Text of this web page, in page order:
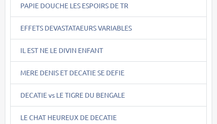
PAPIE DOUCHE LES ESPOIRS DE TR
EFFETS DEVASTATAEURS VARIABLES
IL EST NE LE DIVIN ENFANT
MERE DENIS ET DECATIE SE DEFIE
DECATIE vs LE TIGRE DU BENGALE
LE CHAT HEUREUX DE DECATIE